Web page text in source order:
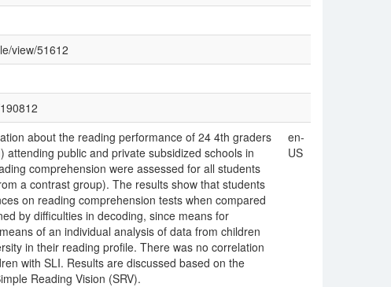
view/51612
about the reading performance of 24 4th graders
public and private subsidized schools in
comprehension were assessed for all students
a contrast group). The results show that students
on reading comprehension tests when compared
by difficulties in decoding, since means for
of an individual analysis of data from children
in their reading profile. There was no correlation
with SLI. Results are discussed based on the
Reading Vision (SRV).
en-
US